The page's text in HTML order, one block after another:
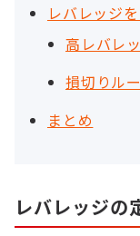
レバレッジ
高レバレ
損切りル
まとめ
レバレッジの